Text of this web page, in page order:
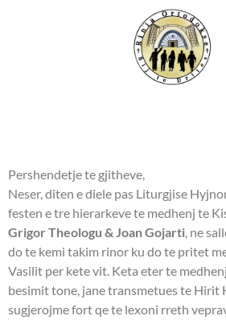
Prerja e Kekut 2022
Pershendetje te gjitheve,
Neser, diten e diele pas Liturgjise
festen e tre hierarkeve te medhenj te
Grigor Theologu & Joan Gojarti, ne
do te kemi takim rinor ku do te pritet
Vasilit per kete vit. Keta eter te
besimit tone, jane transmetues te Hirit
sugjerojme fort qe te lexoni rreth